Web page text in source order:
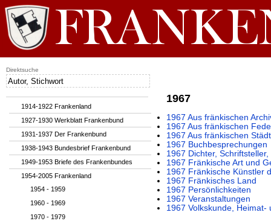
1967
1967 Aus fränkischen
1967 Aus fränkischen
1967 Aus fränkischen
1967 Buchbesprechungen
1967 Dichter,
1967 Fränkische Art und
1967 Fränkische Künstler
1967 Fränkisches Land
1967 Persönlichkeiten
1967 Veranstaltungen
1967 Volkskunde, Heimat-
1914-1922 Frankenland
1927-1930 Werkblatt Frankenbund
1931-1937 Der Frankenbund
1938-1943 Bundesbrief Frankenbund
1949-1953 Briefe des Frankenbundes
1954-2005 Frankenland
1954 - 1959
1960 - 1969
1970 - 1979
Direktsuche